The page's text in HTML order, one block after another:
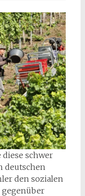
schwer
deutschen
den sozialen
gegenüber